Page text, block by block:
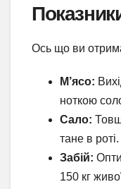
Ось що ви
М’ясо:
ноткою
Сало:
тане в роті.
Забій:
150 кг